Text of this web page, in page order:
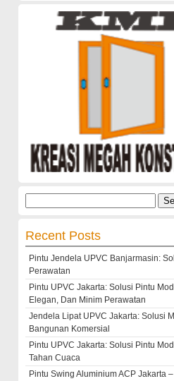
Recent Posts
Pintu Jendela UPVC Banjarmasin:
Perawatan
Pintu UPVC Jakarta: Solusi Pintu
Elegan, Dan Minim Perawatan
Jendela Lipat UPVC Jakarta: Solusi
Bangunan Komersial
Pintu UPVC Jakarta: Solusi Pintu
Tahan Cuaca
Pintu Swing Aluminium ACP Jakarta